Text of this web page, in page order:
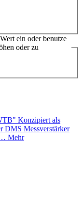
ein oder benutze
oder zu
Konzipiert als
DMS Messverstärker
Mehr